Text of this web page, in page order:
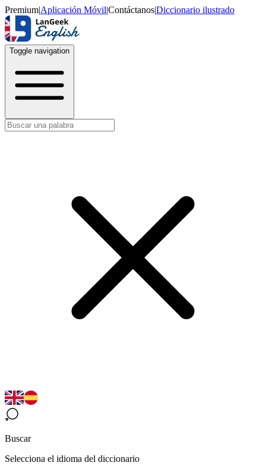
Premium|Aplicación Móvil|Contáctanos|Diccionario ilustrado
Toggle navigation
Buscar
Selecciona el idioma del diccionario